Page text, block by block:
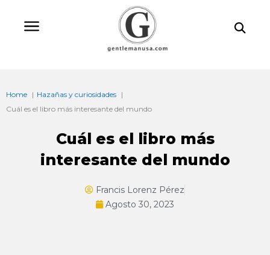
Home
Hazañas y curiosidades
Cuál es el libro más interesante del mundo
Cuál es el libro más
interesante del mundo
Francis Lorenz Pérez
Agosto 30, 2023